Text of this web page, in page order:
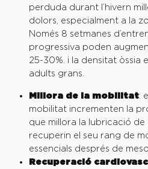
perduda durant l’hivern
dolors, especialment a la
Només 8 setmanes
progressiva poden
25-30%. i la densitat òssia
adults grans.
Millora de la mobilitat:
mobilitat incrementen la
que millora la lubricació
recuperin el seu rang de
essencials després de
Recuperació